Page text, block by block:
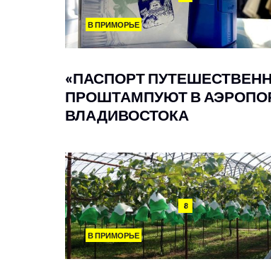
В ПРИМОРЬЕ
«ПАСПОРТ
ПРОШТАМПУЮТ В
ВЛАДИВОСТОКА
8
В ПРИМОРЬЕ